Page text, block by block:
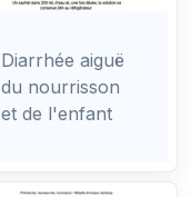
Diarrhée aiguë
du nourrisson
et de l'enfant